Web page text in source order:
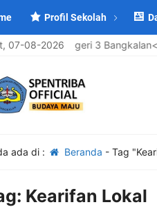
Profil Sekolah
07-08-2026
SMP Negeri 3 Bangkalan</
ada di : Beranda - Tag
Kearifan Lokal